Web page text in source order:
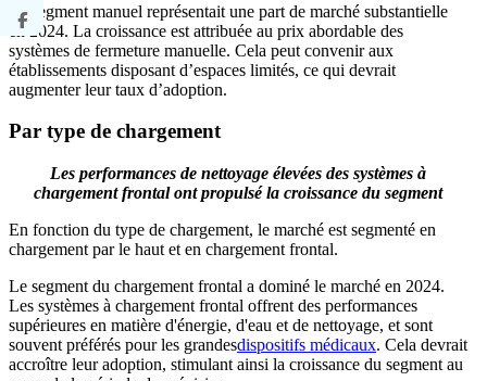
Le segment manuel représentait une part de marché substantielle
en 2024. La croissance est attribuée au prix abordable des
systèmes de fermeture manuelle. Cela peut convenir aux
établissements disposant d’espaces limités, ce qui devrait
augmenter leur taux d’adoption.
Par type de chargement
Les performances de nettoyage élevées des systèmes à
chargement frontal ont propulsé la croissance du segment
En fonction du type de chargement, le marché est segmenté en
chargement par le haut et en chargement frontal.
Le segment du chargement frontal a dominé le marché en 2024.
Les systèmes à chargement frontal offrent des performances
supérieures en matière d'énergie, d'eau et de nettoyage, et sont
souvent préférés pour les grandesdispositifs médicaux. Cela devrait
accroître leur adoption, stimulant ainsi la croissance du segment au